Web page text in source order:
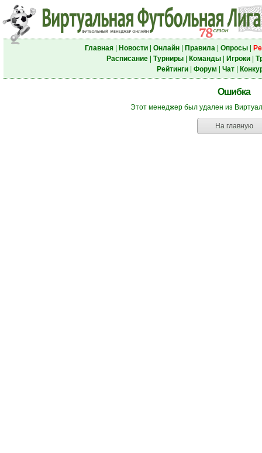
Главная| Новости| Онлайн| Правила| Опросы|
Расписание| Турниры| Команды| Игроки|
Рейтинги| Форум Чат|
Ошибка
Этот менеджер был удален из
На главную